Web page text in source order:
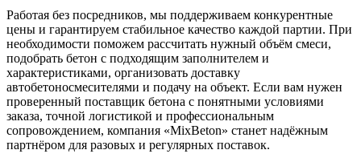
Работая без посредников, мы поддерживаем конкурентные
цены и гарантируем стабильное качество каждой партии. При
необходимости поможем рассчитать нужный объём смеси,
подобрать бетон с подходящим заполнителем и
характеристиками, организовать доставку
автобетоносмесителями и подачу на объект. Если вам нужен
проверенный поставщик бетона с понятными условиями
заказа, точной логистикой и профессиональным
сопровождением, компания «MixBeton» станет надёжным
партнёром для разовых и регулярных поставок.